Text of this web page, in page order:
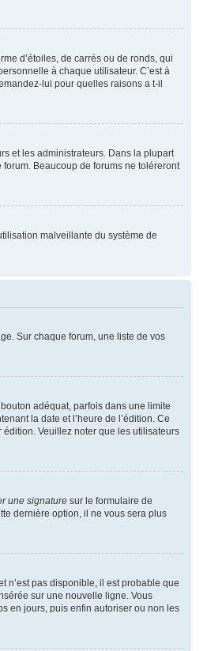
d’étoiles, de carrés ou de ronds, qui
à chaque utilisateur. C’est à
lui pour quelles raisons a t-il
et les administrateurs. Dans la plupart
Beaucoup de forums ne toléreront
malveillante du système de
Sur chaque forum, une liste de vos
adéquat, parfois dans une limite
la date et l’heure de l’édition. Ce
édition. Veuillez noter que les utilisateurs
une signature sur le formulaire de
dernière option, il ne vous sera plus
n’est pas disponible, il est probable que
sur une nouvelle ligne. Vous
en jours, puis enfin autoriser ou non les